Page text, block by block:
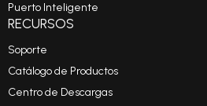
Puerto Inteligente
RECURSOS
Soporte
Catálogo de Productos
Centro de Descargas